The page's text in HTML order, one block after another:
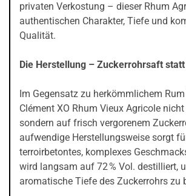
privaten Verkostung – dieser Rhum
authentischen Charakter, Tiefe und
Qualität.
Die Herstellung – Zuckerrohrsaft
Im Gegensatz zu herkömmlichem
Clément XO Rhum Vieux Agricole
sondern auf frisch vergorenem
aufwendige Herstellungsweise sorgt
terroirbetontes, komplexes
wird langsam auf 72 % Vol. destilliert,
aromatische Tiefe des Zuckerrohrs zu